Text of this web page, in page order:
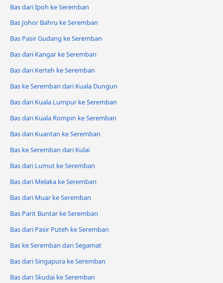
Bas dari Ipoh ke Seremban
Bas Johor Bahru ke Seremban
Bas Pasir Gudang ke Seremban
Bas dari Kangar ke Seremban
Bas dari Kerteh ke Seremban
Bas ke Seremban dari Kuala Dungun
Bas dari Kuala Lumpur ke Seremban
Bas dari Kuala Rompin ke Seremban
Bas dari Kuantan ke Seremban
Bas ke Seremban dari Kulai
Bas dari Lumut ke Seremban
Bas dari Melaka ke Seremban
Bas dari Muar ke Seremban
Bas Parit Buntar ke Seremban
Bas dari Pasir Puteh ke Seremban
Bas ke Seremban dari Segamat
Bas dari Singapura ke Seremban
Bas dari Skudai ke Seremban